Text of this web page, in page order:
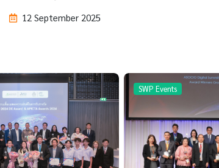
12 September 2025
SWP Events